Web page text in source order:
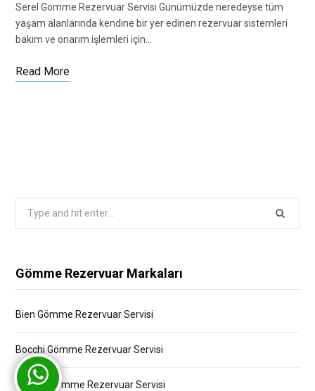
Serel Gömme Rezervuar Servisi Günümüzde neredeyse tüm
yaşam alanlarında kendine bir yer edinen rezervuar sistemleri
bakım ve onarım işlemleri için…
Read More
Gömme Rezervuar Markaları
Bien Gömme Rezervuar Servisi
Bocchi Gömme Rezervuar Servisi
Creavit Gömme Rezervuar Servisi